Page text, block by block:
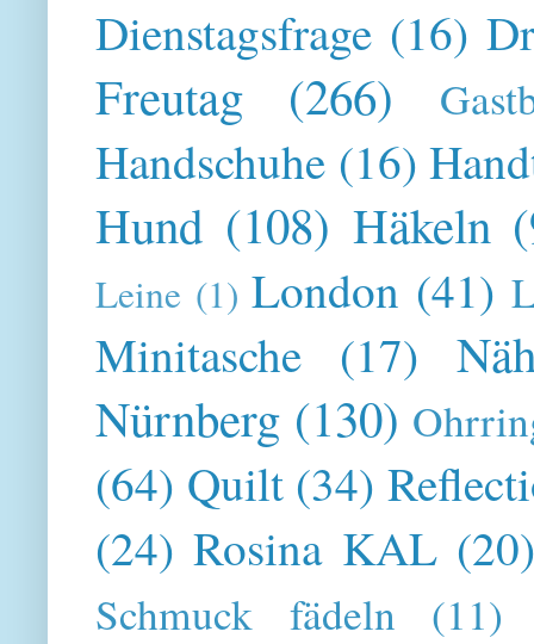
Dienstagsfrage (16)
Freutag (266)
Handschuhe (16)
Hund (108) Häkeln
Leine (1) London (41)
Minitasche (17)
Nürnberg (130)
(64) Quilt (34)
(24) Rosina KAL
Schmuck fädeln (11)